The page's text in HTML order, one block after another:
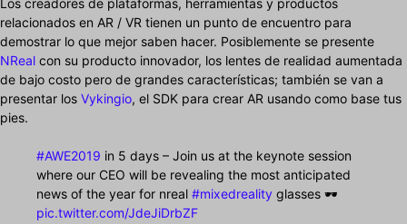
Los creadores de plataformas, herramientas y productos
relacionados en AR / VR tienen un punto de encuentro para
demostrar lo que mejor saben hacer. Posiblemente se presente
NReal con su producto innovador, los lentes de realidad aumentada
de bajo costo pero de grandes características; también se van a
presentar los Vykingio, el SDK para crear AR usando como base tus
pies.
#AWE2019 in 5 days – Join us at the keynote session
where our CEO will be revealing the most anticipated
news of the year for nreal #mixedreality glasses 🕶
pic.twitter.com/JdeJiDrbZF